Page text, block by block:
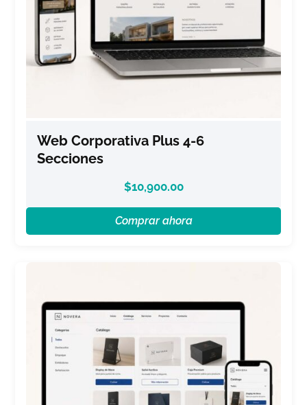
Web Corporativa Plus 4-6
Secciones
$10,900.00
Comprar ahora